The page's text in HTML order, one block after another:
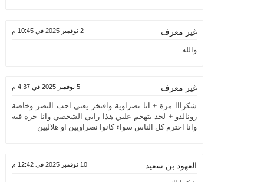
غير معرف 2 نوفمبر 2025 في 10:45 م
والله
غير معرف 5 نوفمبر 2025 في 4:37 م
شكرااا مرة + انا نصراوية وافتخر يعني احب النصر وخاصة
رونالدو + لحد يتهجم عليي هذا رايي الشخصي وانا حرة فيه
وانا احترم كل الناس سواء كانوا نصراويين او هلاليين
العهود بن سعيد 10 نوفمبر 2025 في 12:42 م